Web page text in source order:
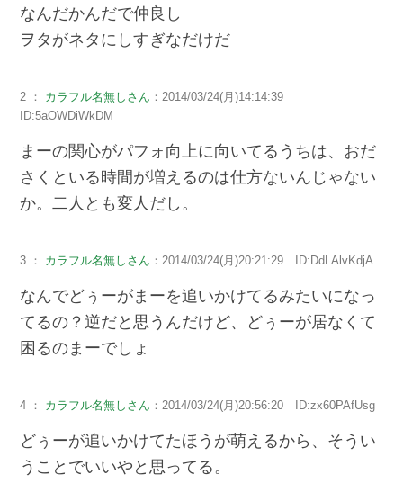
なんだかんだで仲良し
ヲタがネタにしすぎなだけだ
2 ： カラフル名無しさん ：2014/03/24(月)14:14:39
ID:5aOWDiWkDM
まーの関心がパフォ向上に向いてるうちは、おだ
さくといる時間が増えるのは仕方ないんじゃない
か。二人とも変人だし。
3 ： カラフル名無しさん ：2014/03/24(月)20:21:29 ID:DdLAlvKdjA
なんでどぅーがまーを追いかけてるみたいになっ
てるの？逆だと思うんだけど、どぅーが居なくて
困るのまーでしょ
4 ： カラフル名無しさん ：2014/03/24(月)20:56:20 ID:zx60PAfUsg
どぅーが追いかけてたほうが萌えるから、そうい
うことでいいやと思ってる。